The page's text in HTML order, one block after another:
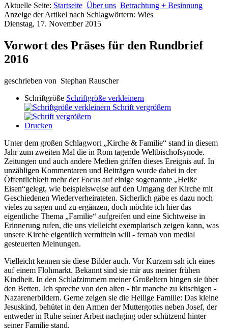
Aktuelle Seite: Startseite Über uns Betrachtung + Besinnung
Anzeige der Artikel nach Schlagwörtern: Wies
Dienstag, 17. November 2015
Vorwort des Präses für den Rundbrief
2016
geschrieben von Stephan Rauscher
Schriftgröße Schriftgröße verkleinern
Schrift vergrößern
Drucken
Unter dem großen Schlagwort „Kirche & Familie“ stand in diesem
Jahr zum zweiten Mal die in Rom tagende Weltbischofsynode.
Zeitungen und auch andere Medien griffen dieses Ereignis auf. In
unzähligen Kommentaren und Beiträgen wurde dabei in der
Öffentlichkeit mehr der Focus auf einige sogenannte „Heiße
Eisen“gelegt, wie beispielsweise auf den Umgang der Kirche mit
Geschiedenen Wiederverheirateten. Sicherlich gäbe es dazu noch
vieles zu sagen und zu ergänzen, doch möchte ich hier das
eigentliche Thema „Familie“ aufgreifen und eine Sichtweise in
Erinnerung rufen, die uns vielleicht exemplarisch zeigen kann, was
unsere Kirche eigentlich vermitteln will - fernab von medial
gesteuerten Meinungen.
Vielleicht kennen sie diese Bilder auch. Vor Kurzem sah ich eines
auf einem Flohmarkt. Bekannt sind sie mir aus meiner frühen
Kindheit. In den Schlafzimmern meiner Großeltern hingen sie über
den Betten. Ich spreche von den alten - für manche zu kitschigen -
Nazarenerbildern. Gerne zeigen sie die Heilige Familie: Das kleine
Jesuskind, behütet in den Armen der Muttergottes neben Josef, der
entweder in Ruhe seiner Arbeit nachging oder schützend hinter
seiner Familie stand.